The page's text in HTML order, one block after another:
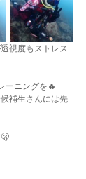
視度もストレス
ーニングを🔥
補生さんには先